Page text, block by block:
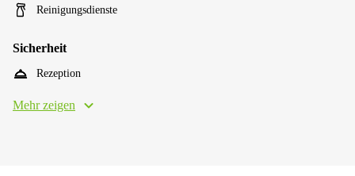
Reinigungsdienste
Sicherheit
Rezeption
Mehr zeigen